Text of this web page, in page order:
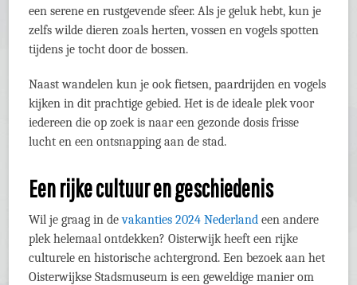
een serene en rustgevende sfeer. Als je geluk hebt, kun je
zelfs wilde dieren zoals herten, vossen en vogels spotten
tijdens je tocht door de bossen.
Naast wandelen kun je ook fietsen, paardrijden en vogels
kijken in dit prachtige gebied. Het is de ideale plek voor
iedereen die op zoek is naar een gezonde dosis frisse
lucht en een ontsnapping aan de stad.
Een rijke cultuur en geschiedenis
Wil je graag in devakanties 2024 Nederland een andere
plek helemaal ontdekken? Oisterwijk heeft een rijke
culturele en historische achtergrond. Een bezoek aan het
Oisterwijkse Stadsmuseum is een geweldige manier om